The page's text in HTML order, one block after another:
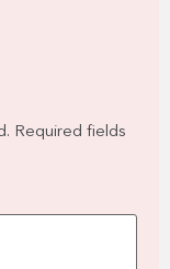
Required fields